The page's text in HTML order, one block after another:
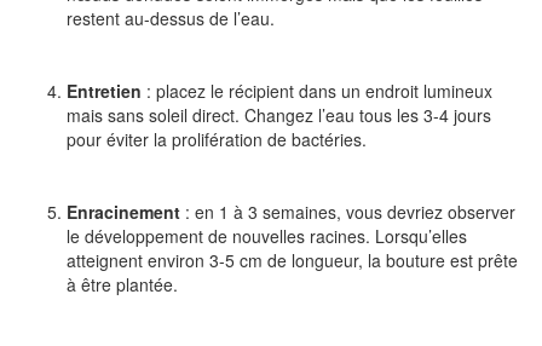
restent au-dessus de l’eau.
Entretien : placez le récipient dans un endroit lumineux
mais sans soleil direct. Changez l’eau tous les 3-4 jours
pour éviter la prolifération de bactéries.
Enracinement : en 1 à 3 semaines, vous devriez observer
le développement de nouvelles racines. Lorsqu’elles
atteignent environ 3-5 cm de longueur, la bouture est prête
à être plantée.